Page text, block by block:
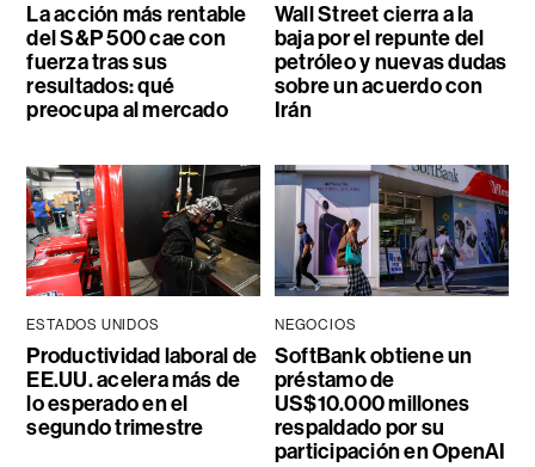
La acción más rentable
del S&P 500 cae con
fuerza tras sus
resultados: qué
preocupa al mercado
Wall Street cierra a la
baja por el repunte del
petróleo y nuevas dudas
sobre un acuerdo con
Irán
ESTADOS UNIDOS
Productividad laboral de
EE.UU. acelera más de
lo esperado en el
segundo trimestre
NEGOCIOS
SoftBank obtiene un
préstamo de
US$10.000 millones
respaldado por su
participación en OpenAI